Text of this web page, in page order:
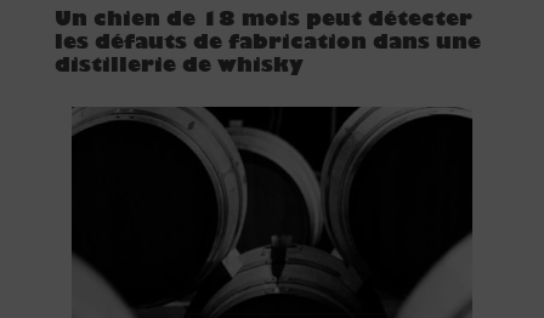
Un chien de 18 mois peut détecter
les défauts de fabrication dans une
distillerie de whisky